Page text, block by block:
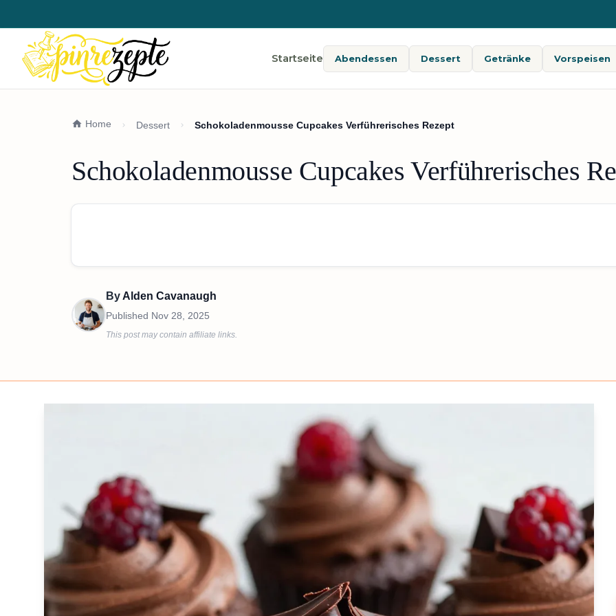
Startseite Abendessen Dessert Getränke Vorspeisen
Home Dessert Schokoladenmousse Cupcakes Verführerisches Rezept
Schokoladenmousse Cupcakes Verführerisches
ByAlden Cavanaugh
Published Nov 28, 2025
This post may contain affiliate links.